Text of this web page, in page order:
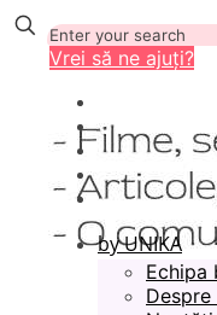
Vrei să ne ajuți?
by UNIKA
Echipa
Despre